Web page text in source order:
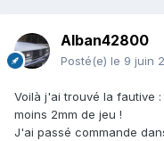
Alban42800
Posté(e) le 9 juin
Voilà j'ai trouvé la fautive
moins 2mm de jeu !
J'ai passé commande